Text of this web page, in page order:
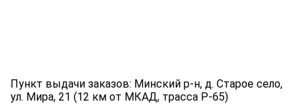
Пункт выдачи заказов: Минский р-н, д. Старое село,
ул. Мира, 21 (12 км от МКАД, трасса P-65)